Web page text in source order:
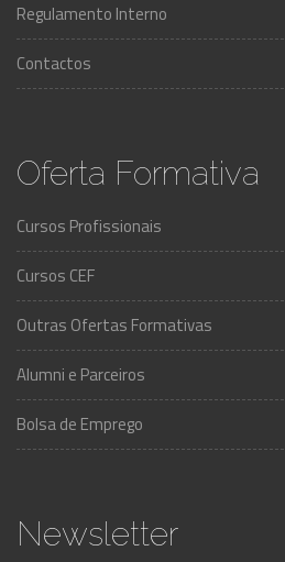
Regulamento Interno
Contactos
Oferta Formativa
Cursos Profissionais
Cursos CEF
Outras Ofertas Formativas
Alumni e Parceiros
Bolsa de Emprego
Newsletter